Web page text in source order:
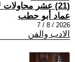
(21) عشر محاولات لإصلاح إنسان لا يملك قطع الغيار
عماد أبو حطب
2026 / 8 / 7
الادب والفن